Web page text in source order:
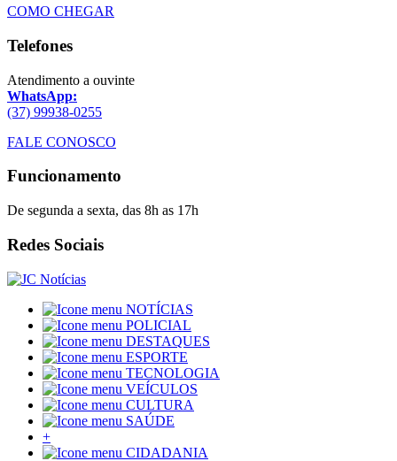
COMO CHEGAR
Telefones
Atendimento a ouvinte
WhatsApp:
(37) 99938-0255
FALE CONOSCO
Funcionamento
De segunda a sexta, das 8h as 17h
Redes Sociais
NOTÍCIAS
POLICIAL
DESTAQUES
ESPORTE
TECNOLOGIA
VEÍCULOS
CULTURA
SAÚDE
+
CIDADANIA